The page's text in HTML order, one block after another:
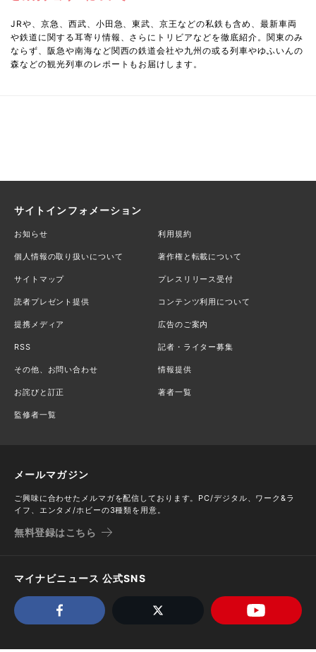
JRや、京急、西武、小田急、東武、京王などの私鉄も含め、最新車両
や鉄道に関する耳寄り情報、さらにトリビアなどを徹底紹介。関東のみ
ならず、阪急や南海など関西の鉄道会社や九州の或る列車やゆふいんの
森などの観光列車のレポートもお届けします。
サイトインフォメーション
お知らせ 利用規約
個人情報の取り扱いについて 著作権と転載について
サイトマップ プレスリリース受付
読者プレゼント提供 コンテンツ利用について
提携メディア 広告のご案内
RSS 記者・ライター募集
その他、お問い合わせ 情報提供
お詫びと訂正 著者一覧
監修者一覧
メールマガジン
ご興味に合わせたメルマガを配信しております。PC/デジタル、ワーク&ラ
イフ、エンタメ/ホビーの3種類を用意。
無料登録はこちら
マイナビニュース 公式SNS